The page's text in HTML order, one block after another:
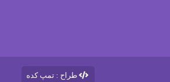
طراح : تمپ کده